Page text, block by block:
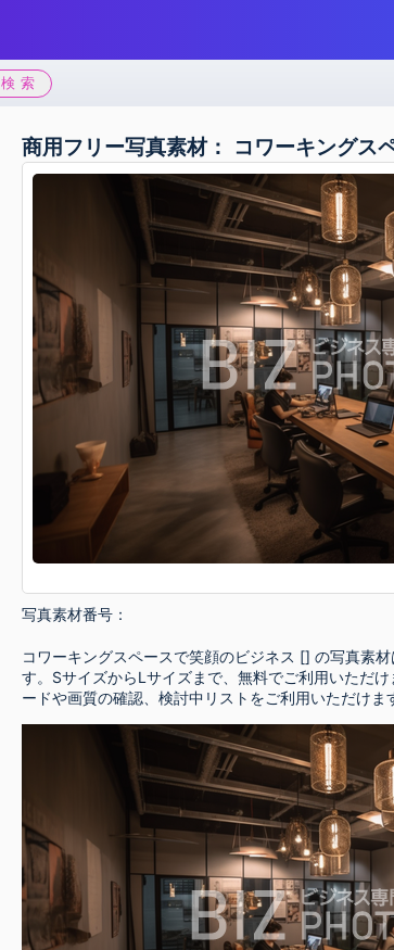
検索
商用フリー写真素材： コワーキングス
写真素材番号：
コワーキングスペースで笑顔のビジネス [] の写真素
す。SサイズからLサイズまで、無料でご利用いただ
ードや画質の確認、検討中リストをご利用いただけま